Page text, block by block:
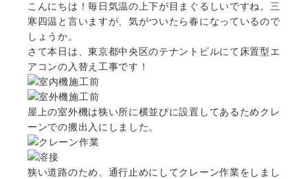
こんにちは！毎日気温の上下が目まぐるしいですね。三
寒四温と言いますが、気がついたら春になっているので
しょうか。
さて本日は、東京都中央区のテナントビルにて床置型エ
アコンの入替え工事です！
屋上の室外機は狭い所に横並びに設置してあるためクレ
ーンでの搬出入にしました。
狭い道路のため、通行止めにしてクレーン作業をしまし